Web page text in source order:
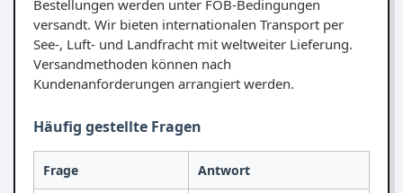
Bestellungen werden unter FOB-Bedingungen
versandt. Wir bieten internationalen Transport per
See-, Luft- und Landfracht mit weltweiter Lieferung.
Versandmethoden können nach
Kundenanforderungen arrangiert werden.
Häufig gestellte Fragen
Frage Antwort